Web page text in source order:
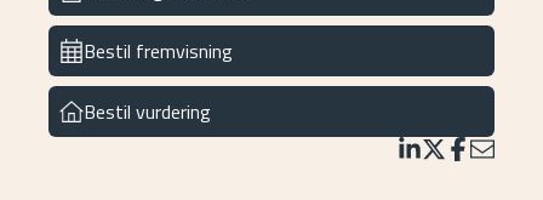
Boligen er indrettet med funktionel entré med
garderobeplads og adgang til to lyse og rummelige
værelser og ikke mindre end 2 badeværelser med
henholdsvis brus og badekar. Begge holdt i lyse klinker.
Separat fra børneværelserne er der et lyst og dejligt
forældresoveværelse. Husets dejlige samlingspunkt er
Bestil fremvisning
Bestil vurdering